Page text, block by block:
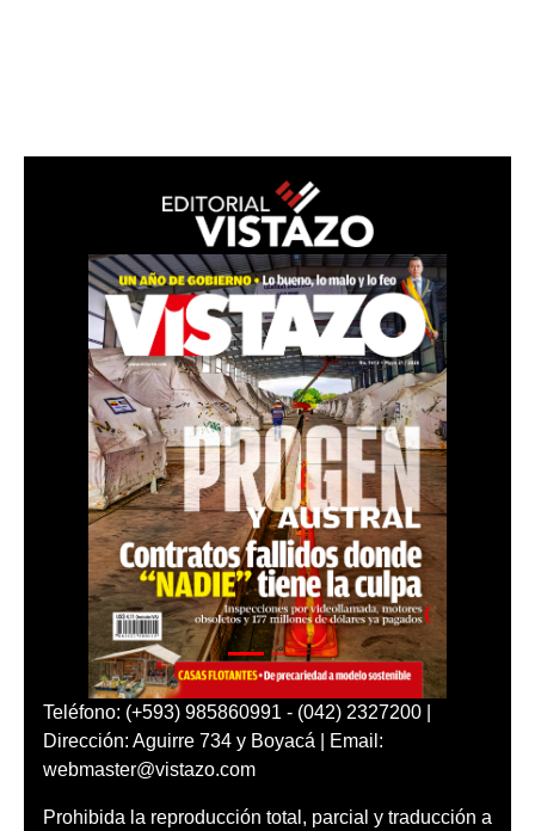
Teléfono: (+593) 985860991 - (042) 2327200 |
Dirección: Aguirre 734 y Boyacá | Email:
webmaster@vistazo.com
Prohibida la reproducción total, parcial y traducción a